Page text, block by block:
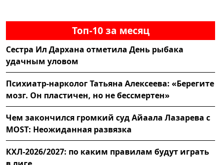
Топ-10 за месяц
Сестра Ил Дархана отметила День рыбака
удачным уловом
Психиатр-нарколог Татьяна Алексеева: «Берегите
мозг. Он пластичен, но не бессмертен»
Чем закончился громкий суд Айаала Лазарева с
MOST: Неожиданная развязка
КХЛ-2026/2027: по каким правилам будут играть